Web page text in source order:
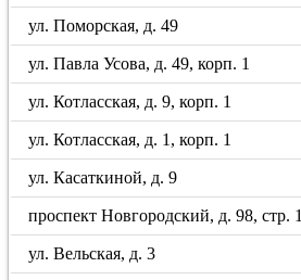
ул. Поморская, д. 49
ул. Павла Усова, д. 49, корп. 1
ул. Котласская, д. 9, корп. 1
ул. Котласская, д. 1, корп. 1
ул. Касаткиной, д. 9
проспект Новгородский, д. 98, стр. 1
ул. Вельская, д. 3